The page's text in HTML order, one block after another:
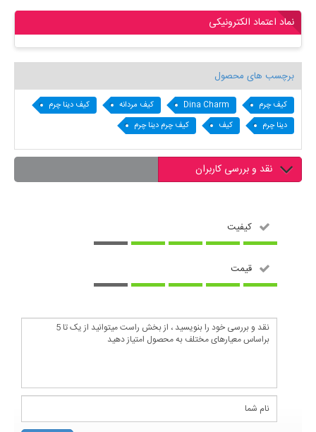
نماد اعتماد الکترونیکی
برچسب های محصول
کیف چرم Dina Charm کیف مردانه
کیف دینا چرم
دینا چرم
کیف کیف چرم دینا چرم
نقد و بررسی کاربران
کیفیت
قیمت